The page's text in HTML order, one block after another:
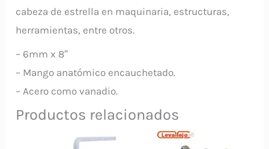
cabeza de estrella en maquinaria, estructuras,
herramientas, entre otros.
– 6mm x 8″
– Mango anatómico encauchetado.
– Acero como vanadio.
Productos relacionados